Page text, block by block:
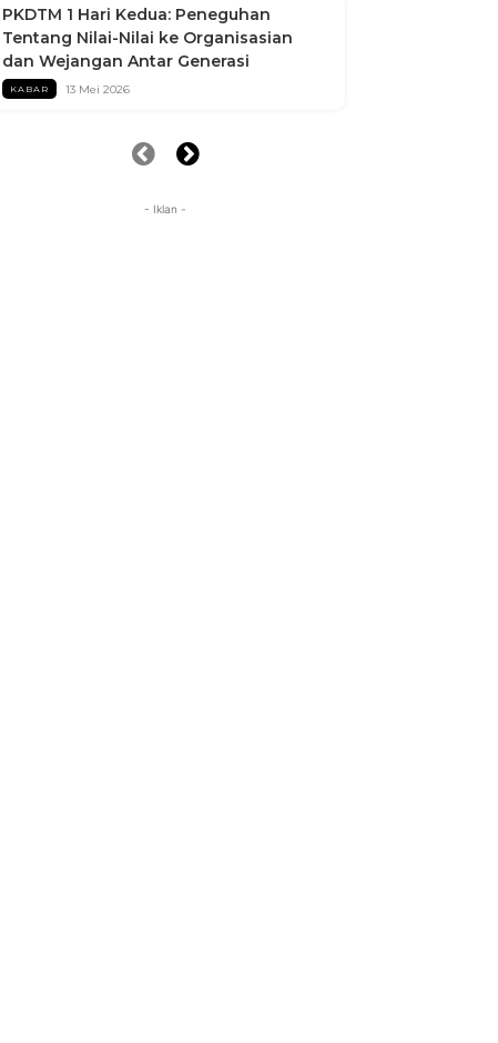
PKDTM 1 Hari Kedua: Peneguhan
Tentang Nilai-Nilai ke Organisasian
dan Wejangan Antar Generasi
KABAR 13 Mei 2026
- Iklan -